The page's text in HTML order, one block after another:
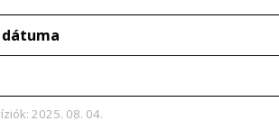
2025. 08. 04.